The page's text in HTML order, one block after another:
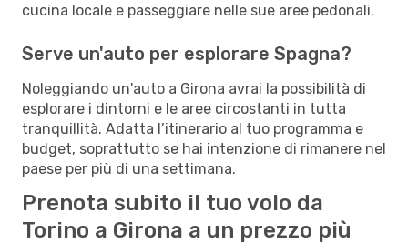
cucina locale e passeggiare nelle sue aree pedonali.
Serve un'auto per esplorare Spagna?
Noleggiando un'auto a Girona avrai la possibilità di
esplorare i dintorni e le aree circostanti in tutta
tranquillità. Adatta l’itinerario al tuo programma e
budget, soprattutto se hai intenzione di rimanere nel
paese per più di una settimana.
Prenota subito il tuo volo da
Torino a Girona a un prezzo più